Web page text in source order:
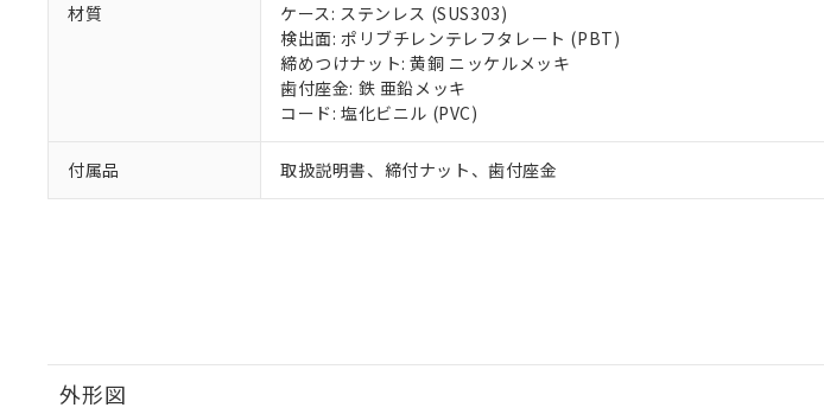
材質
ケース: ステンレス (SUS303)
検出面: ポリブチレンテレフタレート (PBT)
締めつけナット: 黄銅 ニッケルメッキ
歯付座金: 鉄 亜鉛メッキ
コード: 塩化ビニル (PVC)
付属品 取扱説明書、締付ナット、歯付座金
外形図